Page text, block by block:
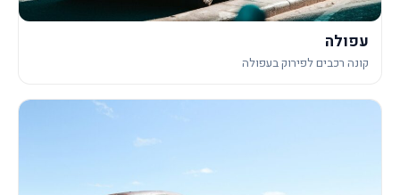
עפולה
קונה רכבים לפירוק בעפולה